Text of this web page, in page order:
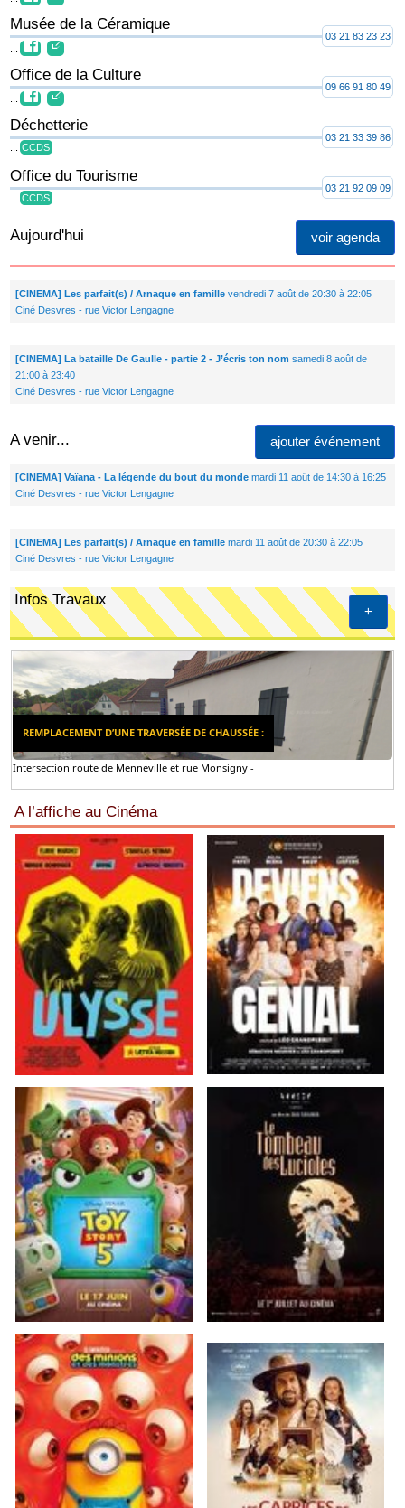
Musée de la Céramique
03 21 83 23 23
Office de la Culture
09 66 91 80 49
Déchetterie
CCDS
03 21 33 39 86
Office du Tourisme
CCDS
03 21 92 09 09
voir agenda
Aujourd'hui
[CINEMA] Les parfait(s) / Arnaque en famillevendredi 7 août de 20:30 à 22:05
Ciné Desvres - rue Victor Lengagne
[CINEMA] La bataille De Gaulle - partie 2 - J’écris ton nom samedi 8 août de
21:00 à 23:40
Ciné Desvres - rue Victor Lengagne
A venir... ajouter événement
[CINEMA] Vaïana - La légende du bout du mondemardi 11 août de 14:30 à 16:25
Ciné Desvres - rue Victor Lengagne
[CINEMA] Les parfait(s) / Arnaque en famillemardi 11 août de 20:30 à 22:05
Ciné Desvres - rue Victor Lengagne
+
Infos Travaux
REMPLACEMENT D’UNE TRAVERSÉE DE CHAUSSÉE :
Intersection route de Menneville et rue Monsigny -
A l’affiche au Cinéma